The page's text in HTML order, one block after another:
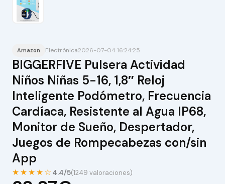
Amazon Electrónica2026-07-04 16:24:25
BIGGERFIVE Pulsera Actividad
Niños Niñas 5-16, 1,8″ Reloj
Inteligente Podómetro, Frecuencia
Cardíaca, Resistente al Agua IP68,
Monitor de Sueño, Despertador,
Juegos de Rompecabezas con/sin
App
★★★★☆ 4.4/5(1249 valoraciones)